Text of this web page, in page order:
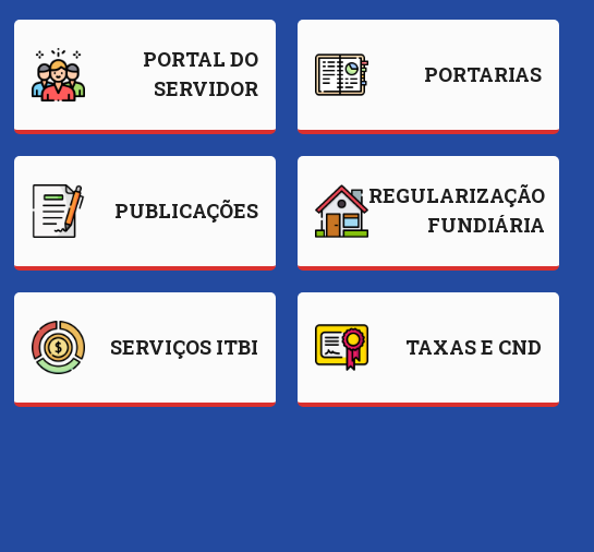
PORTAL DO
SERVIDOR
PORTARIAS
PUBLICAÇÕES
REGULARIZAÇÃO
FUNDIÁRIA
SERVIÇOS ITBI TAXAS E CND